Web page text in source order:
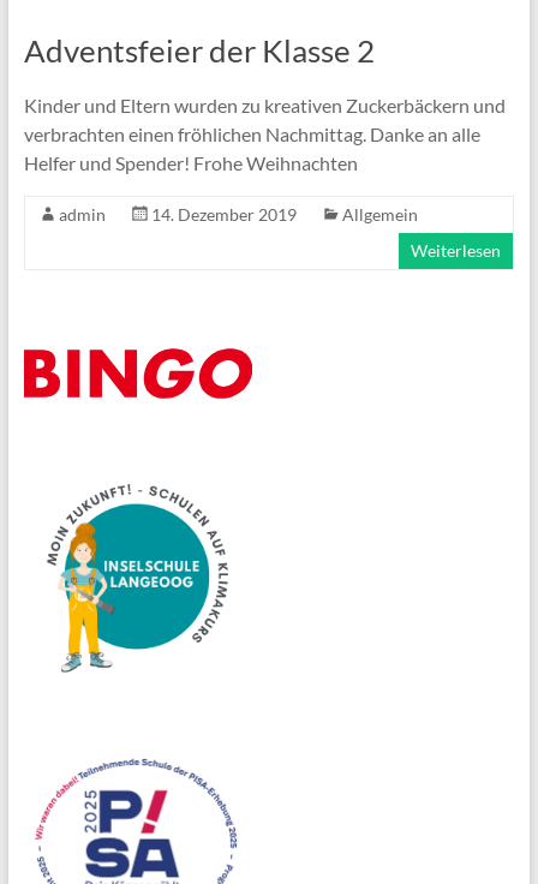
Adventsfeier der Klasse 2
Kinder und Eltern wurden zu kreativen Zuckerbäckern und
verbrachten einen fröhlichen Nachmittag. Danke an alle
Helfer und Spender! Frohe Weihnachten
admin 14. Dezember 2019
Allgemein
Weiterlesen